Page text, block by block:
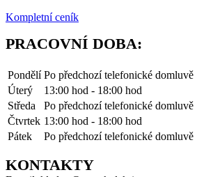
Kompletní ceník
PRACOVNÍ DOBA:
Pondělí Po předchozí telefonické domluvě
Úterý
13:00 hod - 18:00 hod
Středa
Po předchozí telefonické domluvě
Čtvrtek 13:00 hod - 18:00 hod
Pátek
Po předchozí telefonické domluvě
KONTAKTY